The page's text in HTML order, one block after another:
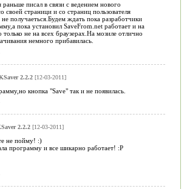
раньше писал в связи с ведением нового
своей страници и со страниц пользователя
не получаеться.Будем ждать пока разработчики
пока установил SaveFrom.net работает и на
только не на всех браузерах.На мозиле отлично
немного прибавилась.
2.2.2[12-03-2011]
кнопка "Save" так и не появилась.
2.2.2[12-03-2011]
не пойму! :)
программу и все шикарно работает! :Р